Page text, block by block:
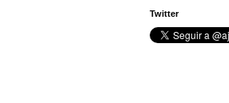
Twitter